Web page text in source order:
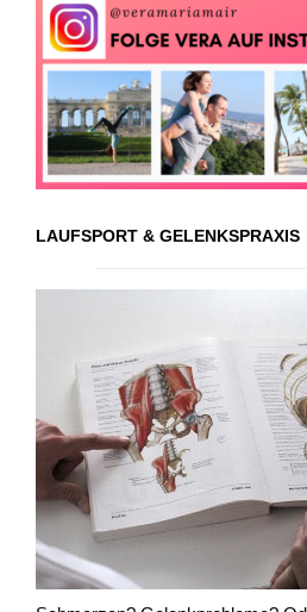
LAUFSPORT & GELENKSPRAXIS